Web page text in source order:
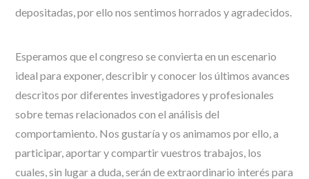
depositadas, por ello nos sentimos horrados y agradecidos.
Esperamos que el congreso se convierta en un escenario
ideal para exponer, describir y conocer los últimos avances
descritos por diferentes investigadores y profesionales
sobre temas relacionados con el análisis del
comportamiento. Nos gustaría y os animamos por ello, a
participar, aportar y compartir vuestros trabajos, los
cuales, sin lugar a duda, serán de extraordinario interés para